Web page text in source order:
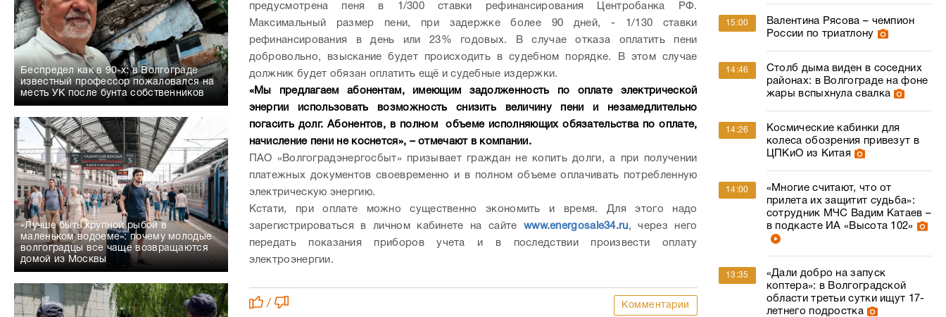
Беспредел как в 90-х: в Волгограде
известный профессор пожаловался на
месть УК после бунта собственников
«Лучше быть крупной рыбой в
маленьком водоеме»: почему молодые
волгоградцы все чаще возвращаются
домой из Москвы
предусмотрена пеня в 1/300 ставки рефинансирования Центробанка РФ.
Максимальный размер пени, при задержке более 90 дней, - 1/130 ставки
рефинансирования в день или 23% годовых. В случае отказа оплатить пени
добровольно, взыскание будет происходить в судебном порядке. В этом случае
должник будет обязан оплатить ещё и судебные издержки.
«Мы предлагаем абонентам, имеющим задолженность по оплате электрической
энергии использовать возможность снизить величину пени и незамедлительно
погасить долг. Абонентов, в полном объеме исполняющих обязательства по оплате,
начисление пени не коснется», – отмечают в компании.
ПАО «Волгоградэнергосбыт» призывает граждан не копить долги, а при получении
платежных документов своевременно и в полном объеме оплачивать потребленную
электрическую энергию.
Кстати, при оплате можно существенно экономить и время. Для этого надо
зарегистрироваться в личном кабинете на сайте www.energosale34.ru, через него
передать показания приборов учета и в последствии произвести оплату
электроэнергии.
/ Комментарии
15:00
Валентина Рясова – чемпион
России по триатлону
14:46
Столб дыма виден в соседних
районах: в Волгограде на фоне
жары вспыхнула свалка
14:26
Космические кабинки для
колеса обозрения привезут в
ЦПКиО из Китая
14:00
«Многие считают, что от
прилета их защитит судьба»:
сотрудник МЧС Вадим Катаев –
в подкасте ИА «Высота 102»
13:35
«Дали добро на запуск
коптера»: в Волгоградской
области третьи сутки ищут 17-
летнего подростка